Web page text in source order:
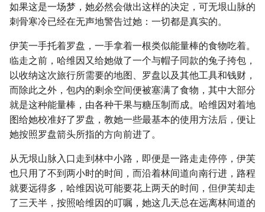
如果这是一场梦，她必然会做出这样的决定，可无垠山脉的
刺骨寒冷已经在无声地警告过她：一切都是真实的。
伊芙一手托着罗盘，一手拿着一根类似能量棒的食物吃着。
临走之前，哈维因又给她做了一个与帽子同款的兔子挎包，
以收纳这次旅行所需要的地图、罗盘以及其他工具和钱财，
而除此之外，包内的剩余空间便被塞满了食物，其中大部分
就是这种能量棒，由各种干果与糖压制而成。哈维因对着地
图给她校准好了罗盘，教她一些最基本的使用方法后，便让
她按照罗盘箭头所指的方向前进了。
从无垠山脉入口走到林中小路，即便是一路走走停停，伊芙
也只用了不到两小时的时间，而沿着林间道向南行进，路程
就要远得多，哈维因说可能要花上两天的时间，但伊芙却走
了三天半，按照哈维因的叮嘱，她这几天总在远离林间道的